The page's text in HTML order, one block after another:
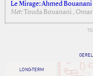
Le Mirage: Ahmed Bouanani
Met:Touda Bouanani ,
LONG-TERM